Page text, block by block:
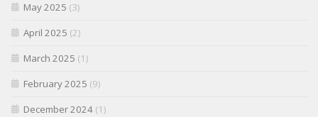
May 2025 (3)
April 2025 (2)
March 2025 (1)
February 2025 (9)
December 2024 (1)